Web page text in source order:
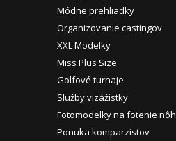
Módne prehliadky
Organizovanie castingov
XXL Modelky
Miss Plus Size
Golfové turnaje
Služby vizážistky
Fotomodelky na fotenie nôh
Ponuka komparzistov